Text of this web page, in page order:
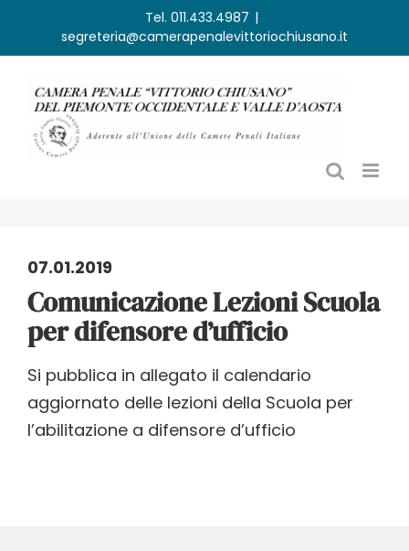
Tel. 011.433.4987 |
segreteria@camerapenalevittoriochiusano.it
07.01.2019
Comunicazione Lezioni Scuola
per difensore d’ufficio
Si pubblica in allegato il calendario
aggiornato delle lezioni della Scuola per
l’abilitazione a difensore d’ufficio